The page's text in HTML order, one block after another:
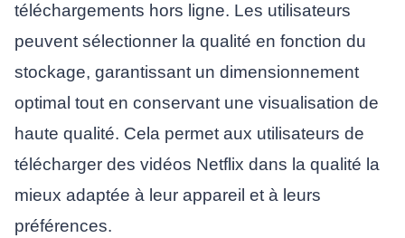
téléchargements hors ligne. Les utilisateurs
peuvent sélectionner la qualité en fonction du
stockage, garantissant un dimensionnement
optimal tout en conservant une visualisation de
haute qualité. Cela permet aux utilisateurs de
télécharger des vidéos Netflix dans la qualité la
mieux adaptée à leur appareil et à leurs
préférences.